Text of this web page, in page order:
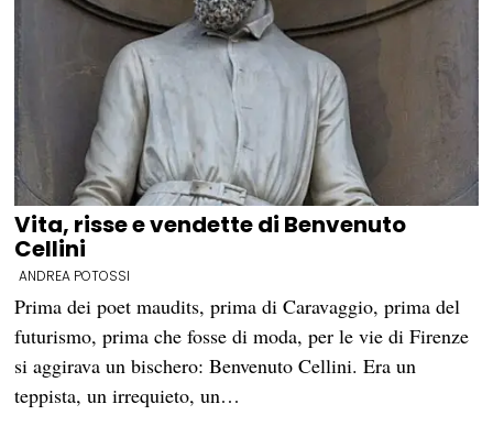
Vita, risse e vendette di Benvenuto
Cellini
ANDREA POTOSSI
Prima dei poet maudits, prima di Caravaggio, prima del
futurismo, prima che fosse di moda, per le vie di Firenze
si aggirava un bischero: Benvenuto Cellini. Era un
teppista, un irrequieto, un…